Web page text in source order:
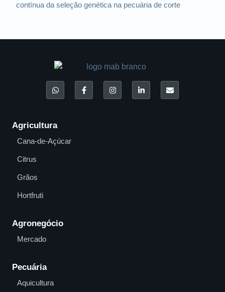
contínua da seleção genética na pecuária de corte
Agricultura
Cana-de-Açúcar
Citrus
Grãos
Hortfruti
Agronegócio
Mercado
Pecuária
Aquicultura